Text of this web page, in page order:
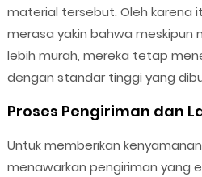
material tersebut. Oleh karena
merasa yakin bahwa meskipun
lebih murah, mereka tetap
dengan standar tinggi yang
Proses Pengiriman dan
Untuk memberikan
menawarkan pengiriman yang